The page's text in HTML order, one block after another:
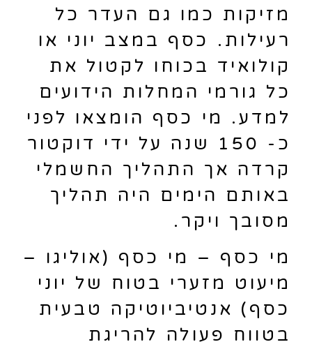
מזיקות כמו גם העדר כל
רעילות. כסף במצב יוני או
קולואיד בכוחו לקטול את
כל גורמי המחלות הידועים
למדע. מי כסף הומצאו לפני
כ- 150 שנה על ידי דוקטור
קרדה אך התהליך החשמלי
באותם הימים היה תהליך
מסובך ויקר.
מי כסף – מי כסף (אוליגו –
מיעוט מזערי בטוח של יוני
כסף) אנטיביוטיקה טבעית
בטווח פעולה להריגת